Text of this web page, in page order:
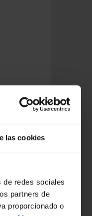
las cookies
de redes sociales
partners de
proporcionado o